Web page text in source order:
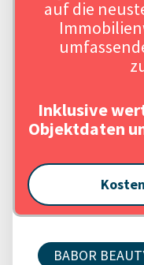
auf die
Inklusive
Objektdaten
BABOR